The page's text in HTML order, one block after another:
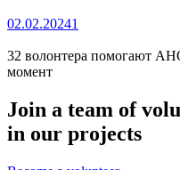
02.02.20241
32 волонтера помогают
момент
Join a team of
in our projects